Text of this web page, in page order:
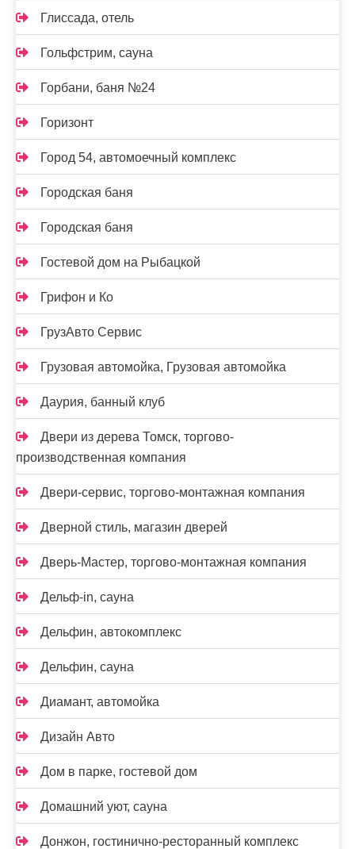
Глиссада, отель
Гольфстрим, сауна
Горбани, баня №24
Горизонт
Город 54, автомоечный комплекс
Городская баня
Городская баня
Гостевой дом на Рыбацкой
Грифон и Ко
ГрузАвто Сервис
Грузовая автомойка, Грузовая автомойка
Даурия, банный клуб
Двери из дерева Томск, торгово-
производственная компания
Двери-сервис, торгово-монтажная компания
Дверной стиль, магазин дверей
Дверь-Мастер, торгово-монтажная компания
Дельф-in, сауна
Дельфин, автокомплекс
Дельфин, сауна
Диамант, автомойка
Дизайн Авто
Дом в парке, гостевой дом
Домашний уют, сауна
Донжон, гостинично-ресторанный комплекс